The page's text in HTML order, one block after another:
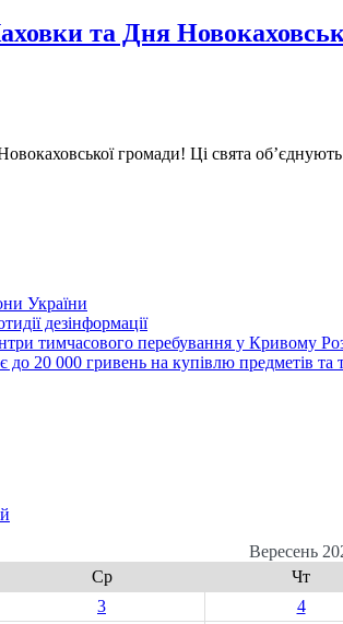
та Дня
громади! Ці свята
України
дезінформації
тимчасового перебування у Кривому
20 000 гривень на купівлю предметів та
Вересень
Ср Чт
3 4